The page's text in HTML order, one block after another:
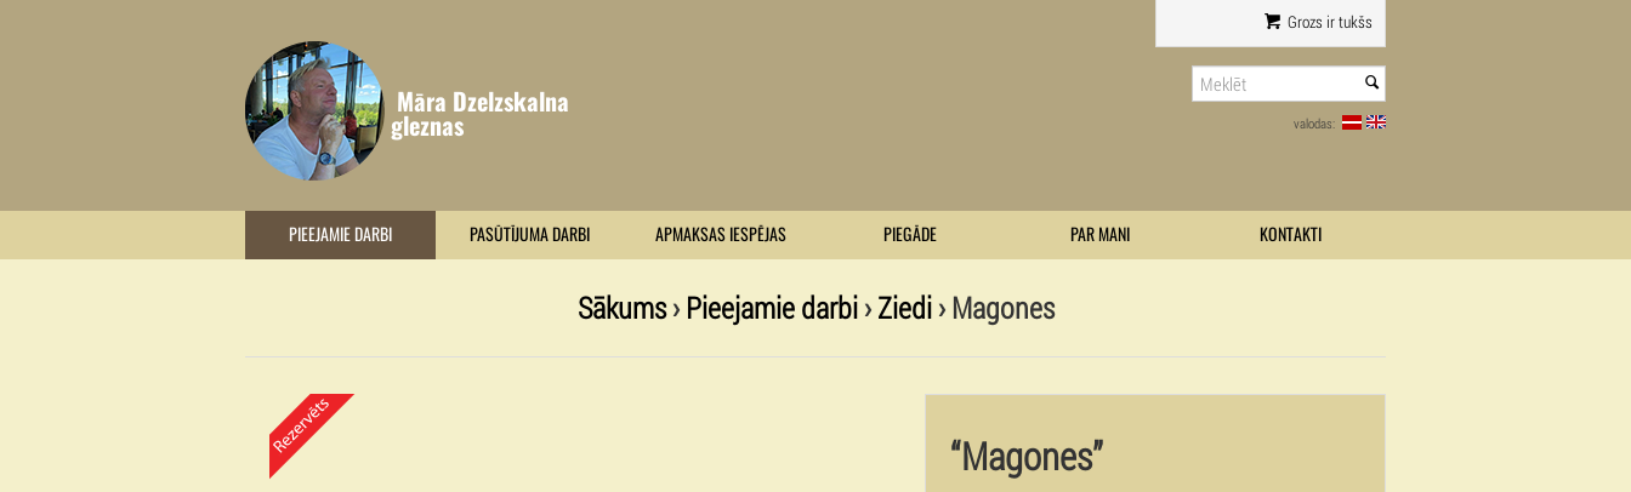
Grozs ir tukšs
Māra Dzelzskalna
gleznas valodas:
PIEEJAMIE DARBI PASŪTĪJUMA DARBI APMAKSAS IESPĒJAS PIEGĀDE PAR MANI KONTAKTI
Sākums› Pieejamie darbi›Ziedi› Magones
“Magones”